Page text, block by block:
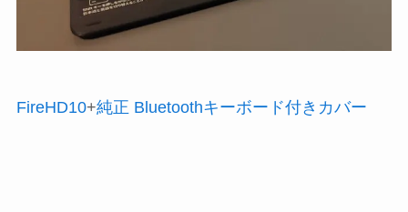
FireHD10+純正 Bluetoothキーボード付きカバー